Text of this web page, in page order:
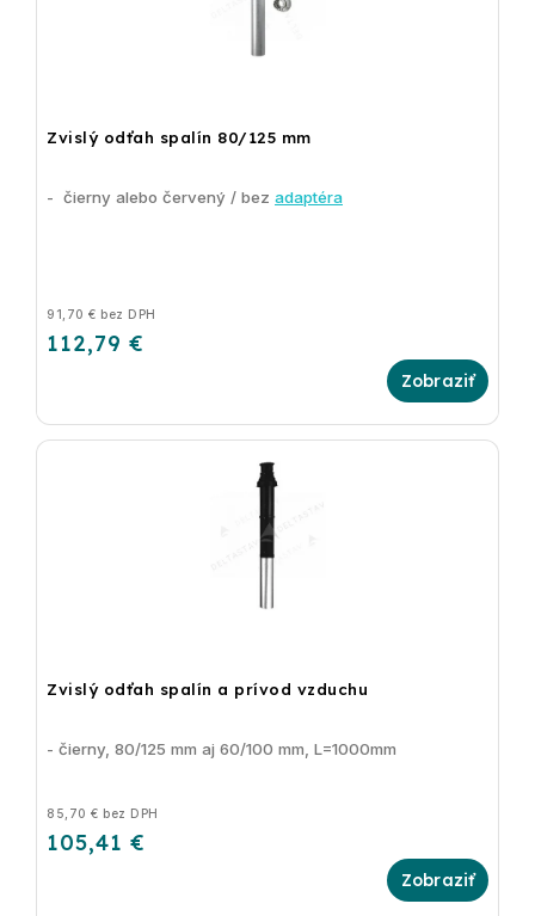
Zvislý odťah spalín 80/125 mm
91,70 € bez DPH
112,79 €
- čierny alebo červený / bez adaptéra
Zvislý odťah spalín a prívod vzduchu
85,70 € bez DPH
105,41 €
- čierny, 80/125 mm aj 60/100 mm, L=1000mm